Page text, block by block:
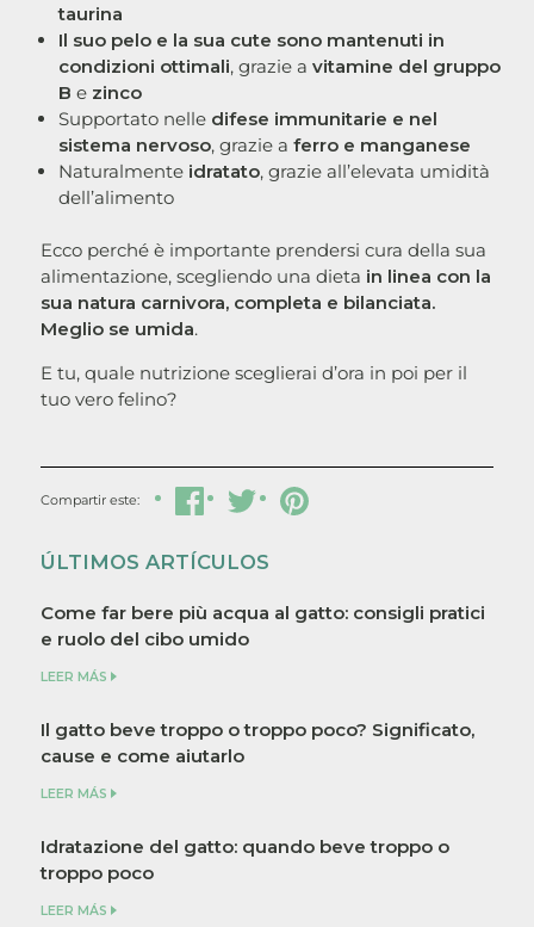
taurina
Il suo pelo e la sua cute sono mantenuti in
condizioni ottimali, grazie a vitamine del gruppo
B e zinco
Supportato nelle difese immunitarie e nel
sistema nervoso, grazie a ferro e manganese
Naturalmente idratato, grazie all’elevata umidità
dell’alimento
Ecco perché è importante prendersi cura della sua
alimentazione, scegliendo una dieta in linea con la
sua natura carnivora, completa e bilanciata.
Meglio se umida.
E tu, quale nutrizione sceglierai d’ora in poi per il
tuo vero felino?
Compartir este: Compartir
TuitearHacer
ÚLTIMOS ARTÍCULOS
Come far bere più acqua al gatto: consigli pratici
e ruolo del cibo umido
LEER MÁS
Il gatto beve troppo o troppo poco? Significato,
cause e come aiutarlo
LEER MÁS
Idratazione del gatto: quando beve troppo o
troppo poco
LEER MÁS